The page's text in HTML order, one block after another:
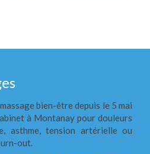
bien-être depuis le 5 mai
à Montanay pour douleurs
asthme, tension artérielle ou
out.